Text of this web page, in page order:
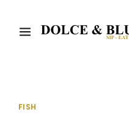
FISH